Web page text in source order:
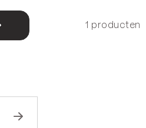
1 producten